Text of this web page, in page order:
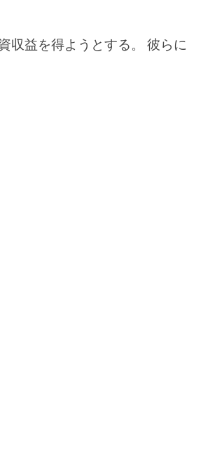
収益を得ようとする。 彼らに